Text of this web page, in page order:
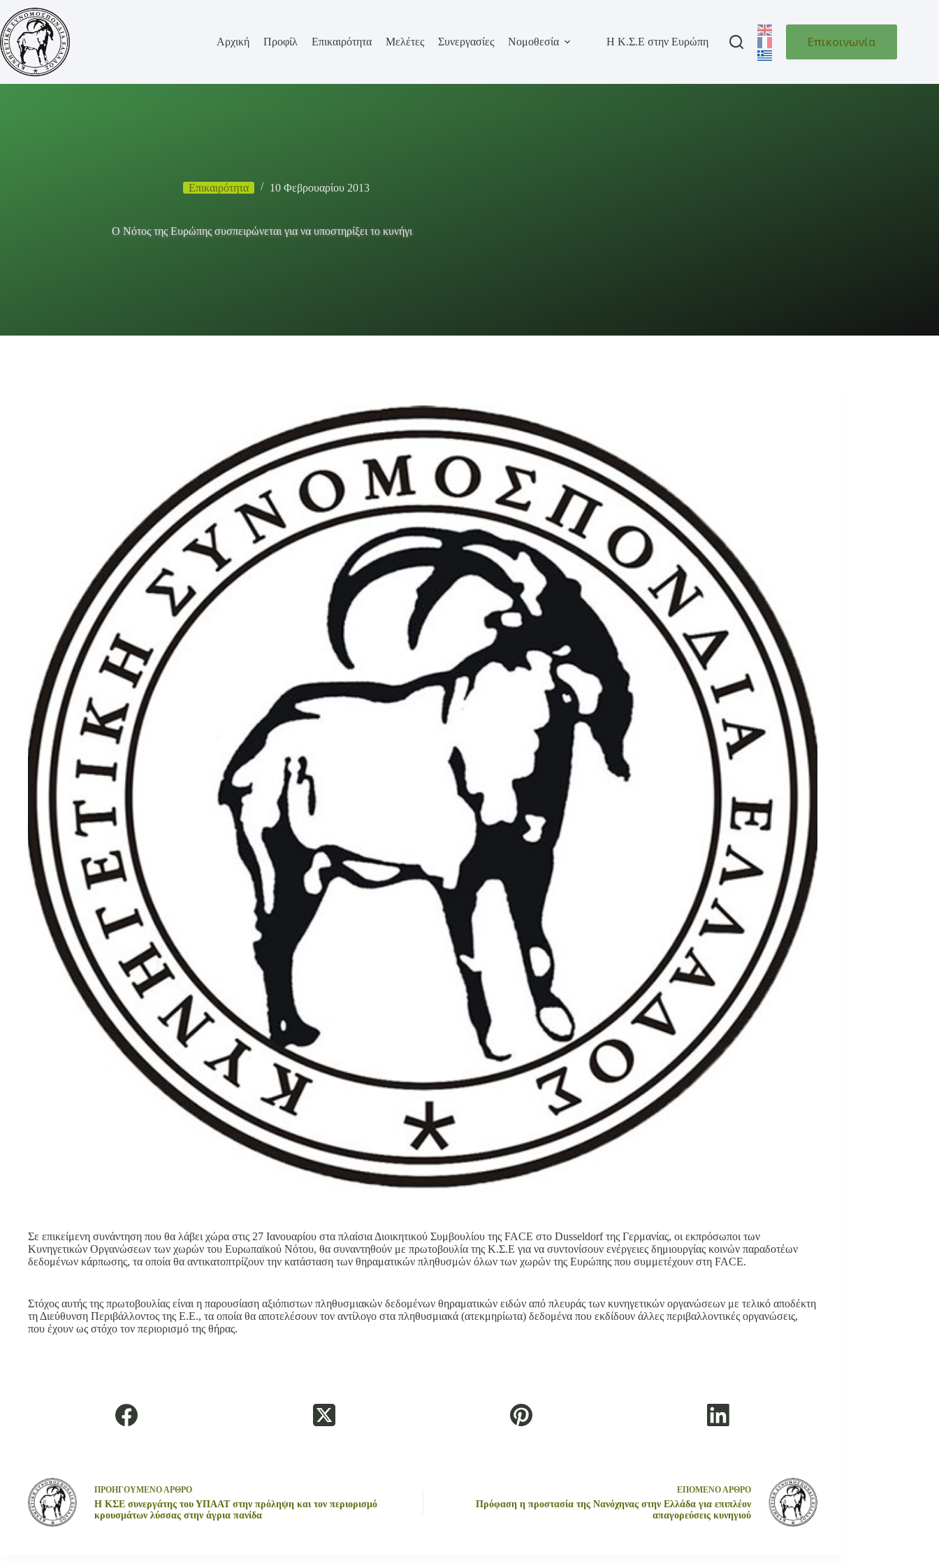
Μετάβαση
στο
περιεχόμενο
Αρχική
Προφίλ Επικαιρότητα Μελέτες Συνεργασίες Νομοθεσία Η Κ.Σ.Ε στην Ευρώπη Επικοινωνία
Επικαιρότητα 10 Φεβρουαρίου 2013
Ο Νότος της Ευρώπης συσπειρώνεται για να υποστηρίξει το κυνήγι
Σε επικείμενη συνάντηση που θα λάβει χώρα στις 27 Ιανουαρίου στα πλαίσια Διοικητικού Συμβουλίου της FACE στο Dusseldorf της Γερμανίας, οι εκπρόσωποι των
Κυνηγετικών Οργανώσεων των χωρών του Ευρωπαϊκού Νότου, θα συναντηθούν με πρωτοβουλία της Κ.Σ.Ε για να συντονίσουν ενέργειες δημιουργίας κοινών παραδοτέων
δεδομένων κάρπωσης, τα οποία θα αντικατοπτρίζουν την κατάσταση των θηραματικών πληθυσμών όλων των χωρών της Ευρώπης που συμμετέχουν στη FACE.
Στόχος αυτής της πρωτοβουλίας είναι η παρουσίαση αξιόπιστων πληθυσμιακών δεδομένων θηραματικών ειδών από πλευράς των κυνηγετικών οργανώσεων με τελικό αποδέκτη
τη Διεύθυνση Περιβάλλοντος της Ε.Ε., τα οποία θα αποτελέσουν τον αντίλογο στα πληθυσμιακά (ατεκμηρίωτα) δεδομένα που εκδίδουν άλλες περιβαλλοντικές οργανώσεις,
που έχουν ως στόχο τον περιορισμό της θήρας.
ΠΡΟΗΓΟΥΜΕΝΟΑΡΘΡΟ
Η ΚΣΕ συνεργάτης του ΥΠΑΑΤ στην πρόληψη και τον περιορισμό
κρουσμάτων λύσσας στην άγρια πανίδα
ΕΠΟΜΕΝΟΑΡΘΡΟ
Πρόφαση η προστασία της Νανόχηνας στην Ελλάδα για επιπλέον
απαγορεύσεις κυνηγιού